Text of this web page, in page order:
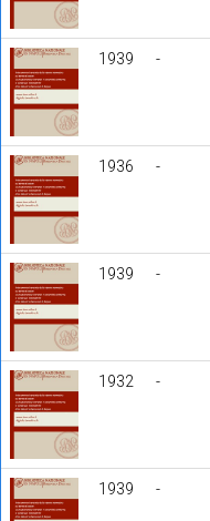
1939 -
1936 -
1939 -
1932 -
1939 -